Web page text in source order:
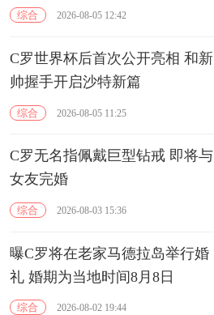
综合 2026-08-05 12:42
C罗世界杯后首次公开亮相 和新
帅握手开启沙特新篇
综合 2026-08-05 11:25
C罗无名指佩戴巨型钻戒 即将与
女友完婚
综合 2026-08-03 15:36
曝C罗将在老家马德拉岛举行婚
礼 婚期为当地时间8月8日
综合 2026-08-02 19:44